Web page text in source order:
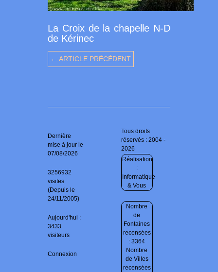
La Croix de la chapelle N-D
de Kérinec
← ARTICLE PRÉCÉDENT
Dernière
mise à jour le
07/08/2026
3256932
visites
(Depuis le
24/11/2005)
Aujourd'hui :
3433
visiteurs
Connexion
Tous droits
réservés : 2004 -
2026
Réalisation
:
Informatique
& Vous
Nombre
de
Fontaines
recensées
: 3364
Nombre
de Villes
recensées